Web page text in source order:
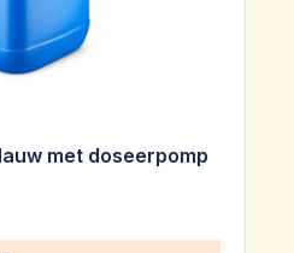
met doseerpomp